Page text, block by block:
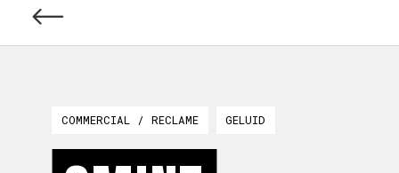
COMMERCIAL / RECLAME GELUID